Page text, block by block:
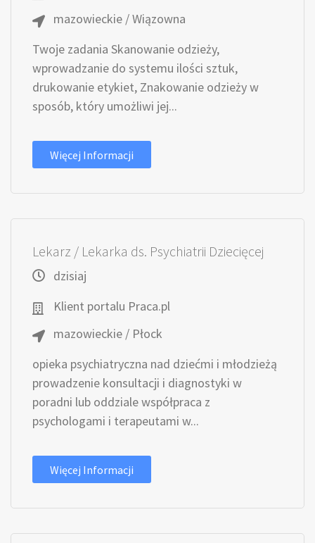
mazowieckie / Wiązowna
Twoje zadania Skanowanie odzieży,
wprowadzanie do systemu ilości sztuk,
drukowanie etykiet, Znakowanie odzieży w
sposób, który umożliwi jej...
Więcej Informacji
Lekarz / Lekarka ds. Psychiatrii Dziecięcej
dzisiaj
Klient portalu Praca.pl
mazowieckie / Płock
opieka psychiatryczna nad dziećmi i młodzieżą
prowadzenie konsultacji i diagnostyki w
poradni lub oddziale współpraca z
psychologami i terapeutami w...
Więcej Informacji